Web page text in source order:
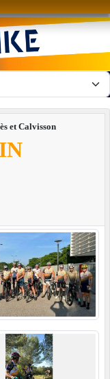
et Calvisson